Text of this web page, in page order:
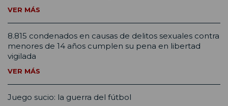
VER MÁS
8.815 condenados en causas de delitos sexuales contra
menores de 14 años cumplen su pena en libertad
vigilada
VER MÁS
Juego sucio: la guerra del fútbol